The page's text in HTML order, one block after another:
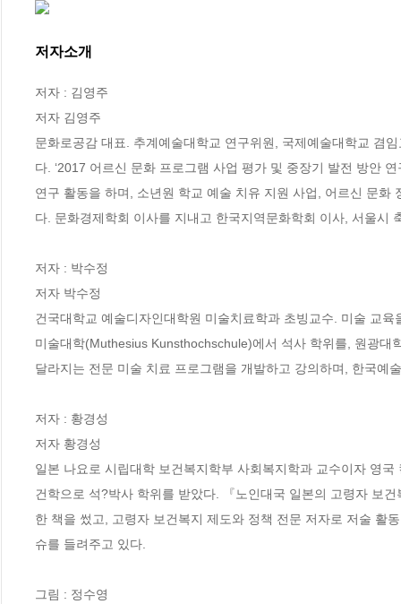
저자소개
저자 : 김영주
저자 김영주
문화로공감 대표. 추계예술대학교 연구위원, 국제예술대학교 겸
다. ‘2017 어르신 문화 프로그램 사업 평가 및 중장기 발전 방안
연구 활동을 하며, 소년원 학교 예술 치유 지원 사업, 어르신 문
다. 문화경제학회 이사를 지내고 한국지역문화학회 이사, 서울시
저자 : 박수정
저자 박수정
건국대학교 예술디자인대학원 미술치료학과 초빙교수. 미술 교
미술대학(Muthesius Kunsthochschule)에서 석사 학위를, 원광
달라지는 전문 미술 치료 프로그램을 개발하고 강의하며, 한국예
저자 : 황경성
저자 황경성
일본 나요로 시립대학 보건복지학부 사회복지학과 교수이자 영
건학으로 석?박사 학위를 받았다. 『노인대국 일본의 고령자 보
한 책을 썼고, 고령자 보건복지 제도와 정책 전문 저자로 저술 활
슈를 들려주고 있다.
그림 : 정수영